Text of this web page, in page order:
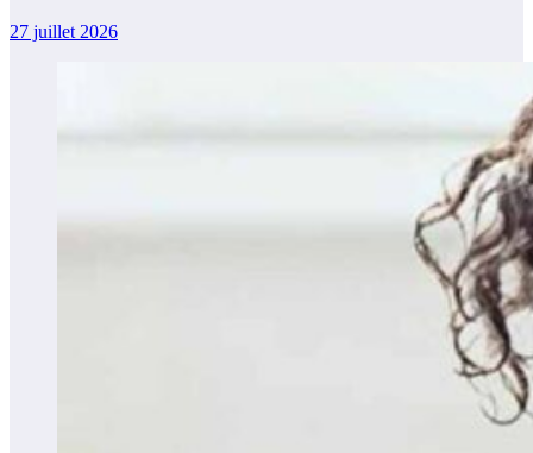
27 juillet 2026